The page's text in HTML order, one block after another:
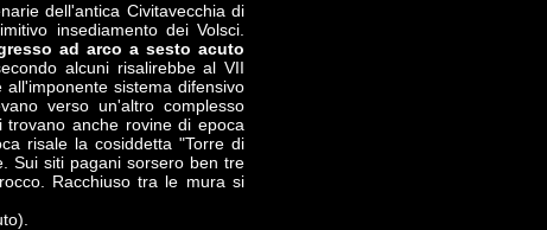
dell'antica Civitavecchia di
insediamento dei Volsci.
ad arco a sesto acuto
alcuni risalirebbe al VII
sistema difensivo
verso un'altro complesso
trovano anche rovine di epoca
risale la cosiddetta "Torre di
Sui siti pagani sorsero ben tre
Racchiuso tra le mura si